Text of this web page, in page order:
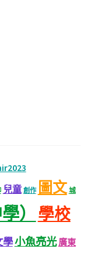
兒童 創作 圖文 城
）
學校
學小魚亮光廣東